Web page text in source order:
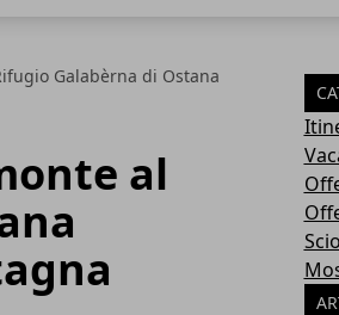
Galabèrna di Ostana
al